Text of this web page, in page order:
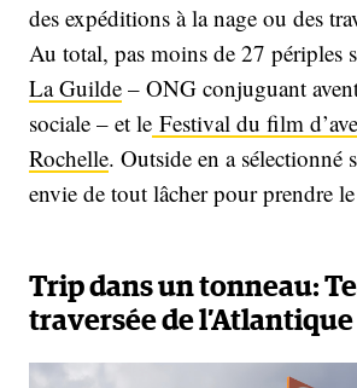
des expéditions à la nage ou des
Au total, pas moins de 27 périples
La Guilde – ONG conjuguant
sociale – et le Festival du film
Rochelle. Outside en a sélectionné
envie de tout lâcher pour prendre
Trip dans un tonneau:
traversée de l’Atlantique